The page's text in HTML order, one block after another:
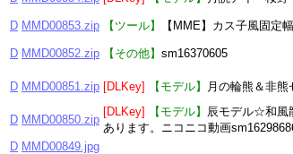
D MMD00853.zip 【ツール】 【MME】カス子風固定
D MMD00852.zip 【その他】 sm16370605
D MMD00851.zip [DLKey] 【モデル】 月の輪熊＆非
D MMD00850.zip
[DLKey] 【モデル】 辰モデル☆和風
あります。ニコニコ動画
D MMD00849.jpg